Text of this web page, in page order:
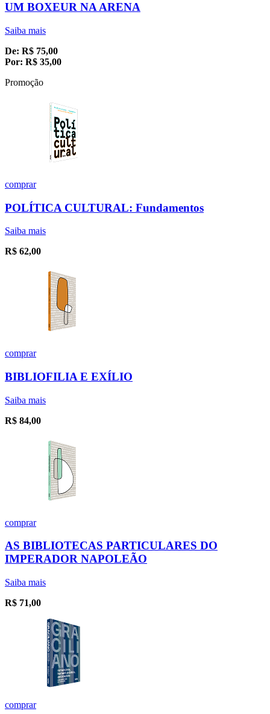
UM BOXEUR NA ARENA
Saiba mais
De: R$ 75,00
Por: R$ 35,00
Promoção
comprar
POLÍTICA CULTURAL: Fundamentos
Saiba mais
R$ 62,00
comprar
BIBLIOFILIA E EXÍLIO
Saiba mais
R$ 84,00
comprar
AS BIBLIOTECAS PARTICULARES DO
IMPERADOR NAPOLEÃO
Saiba mais
R$ 71,00
comprar